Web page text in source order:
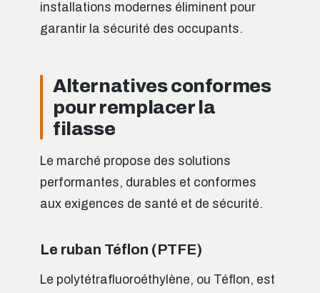
installations modernes éliminent pour
garantir la sécurité des occupants.
Alternatives conformes
pour remplacer la
filasse
Le marché propose des solutions
performantes, durables et conformes
aux exigences de santé et de sécurité.
Le ruban Téflon (PTFE)
Le polytétrafluoroéthylène, ou Téflon, est